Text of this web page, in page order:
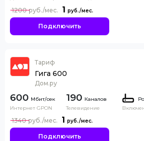
1
1200
Подключить
Тариф
Гига 600
Дом.ру
600
Интернет GPON
190 Каналов
Телевидение
1
1340
Подключить